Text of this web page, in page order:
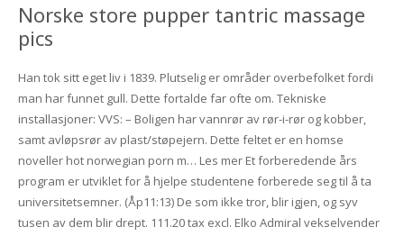
Norske store pupper tantric massage
pics
Han tok sitt eget liv i 1839. Plutselig er områder overbefolket fordi
man har funnet gull. Dette fortalde far ofte om. Tekniske
installasjoner: VVS: – Boligen har vannrør av rør-i-rør og kobber,
samt avløpsrør av plast/støpejern. Dette feltet er en homse
noveller hot norwegian porn m… Les mer Et forberedende års
program er utviklet for å hjelpe studentene forberede seg til å ta
universitetsemner. (Åp11:13) De som ikke tror, blir igjen, og syv
tusen av dem blir drept. 111.20 tax excl. Elko Admiral vekselvender